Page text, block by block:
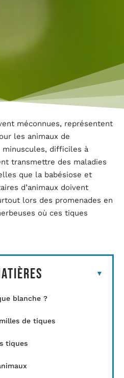
méconnues, représentent
les animaux de
minuscules, difficiles à
transmettre des maladies
que la babésiose et
d’animaux doivent
lors des promenades en
où ces tiques
blanche ?
de tiques
tiques